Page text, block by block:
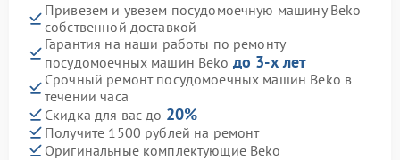
Привезем и увезем посудомоечную машину Beko
собственной доставкой
Гарантия на наши работы по ремонту
посудомоечных машин Beko до 3-х лет
Срочный ремонт посудомоечных машин Beko в
течении часа
Скидка для вас до 20%
Получите 1500 рублей на ремонт
Оригинальные комплектующие Beko